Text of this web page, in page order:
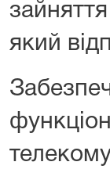
який